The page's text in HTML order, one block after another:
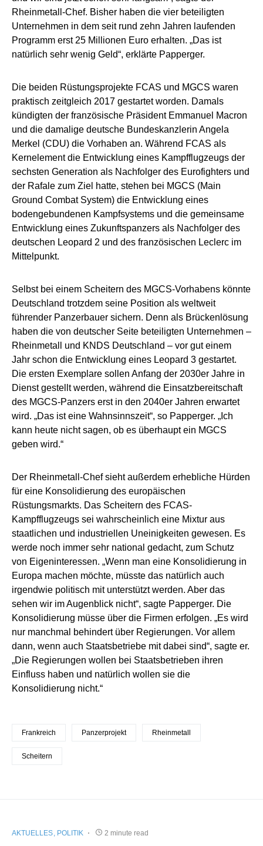
Rheinmetall-Chef. Bisher haben die vier beteiligten
Unternehmen in dem seit rund zehn Jahren laufenden
Programm erst 25 Millionen Euro erhalten. „Das ist
natürlich sehr wenig Geld“, erklärte Papperger.
Die beiden Rüstungsprojekte FCAS und MGCS waren
praktisch zeitgleich 2017 gestartet worden. Damals
kündigten der französische Präsident Emmanuel Macron
und die damalige deutsche Bundeskanzlerin Angela
Merkel (CDU) die Vorhaben an. Während FCAS als
Kernelement die Entwicklung eines Kampfflugzeugs der
sechsten Generation als Nachfolger des Eurofighters und
der Rafale zum Ziel hatte, stehen bei MGCS (Main
Ground Combat System) die Entwicklung eines
bodengebundenen Kampfsystems und die gemeinsame
Entwicklung eines Zukunftspanzers als Nachfolger des
deutschen Leopard 2 und des französischen Leclerc im
Mittelpunkt.
Selbst bei einem Scheitern des MGCS-Vorhabens könnte
Deutschland trotzdem seine Position als weltweit
führender Panzerbauer sichern. Denn als Brückenlösung
haben die von deutscher Seite beteiligten Unternehmen –
Rheinmetall und KNDS Deutschland – vor gut einem
Jahr schon die Entwicklung eines Leopard 3 gestartet.
Die ersten Exemplare sollen Anfang der 2030er Jahre in
Dienst gestellt werden, während die Einsatzbereitschaft
des MGCS-Panzers erst in den 2040er Jahren erwartet
wird. „Das ist eine Wahnsinnszeit“, so Papperger. „Ich
kann heute nicht sagen, ob es überhaupt ein MGCS
geben wird.“
Der Rheinmetall-Chef sieht außerdem erhebliche Hürden
für eine Konsolidierung des europäischen
Rüstungsmarkts. Das Scheitern des FCAS-
Kampfflugzeugs sei wahrscheinlich eine Mixtur aus
staatlichen und industriellen Uneinigkeiten gewesen. Es
werde noch immer sehr national gedacht, zum Schutz
von Eigeninteressen. „Wenn man eine Konsolidierung in
Europa machen möchte, müsste das natürlich auch
irgendwie politisch mit unterstützt werden. Aber das
sehen wir im Augenblick nicht“, sagte Papperger. Die
Konsolidierung müsse über die Firmen erfolgen. „Es wird
nur manchmal behindert über Regierungen. Vor allem
dann, wenn auch Staatsbetriebe mit dabei sind“, sagte er.
„Die Regierungen wollen bei Staatsbetrieben ihren
Einfluss haben und natürlich wollen sie die
Konsolidierung nicht.“
Frankreich Panzerprojekt Rheinmetall
Scheitern
AKTUELLES POLITIK 2 minute read